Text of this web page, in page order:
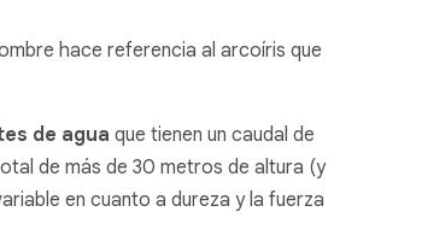
hace referencia al arcoíris que
de agua que tienen un caudal de
de más de 30 metros de altura (y
en cuanto a dureza y la fuerza